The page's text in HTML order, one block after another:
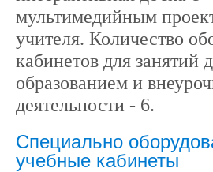
мультимедийным
учителя. Количество
кабинетов для занятий
образованием и
деятельности - 6.
Специально
учебные кабинеты